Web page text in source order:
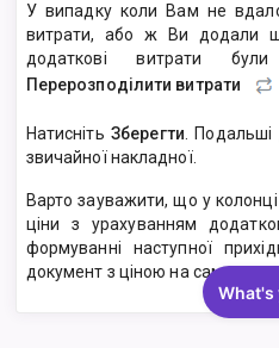
У випадку коли Вам не
витрати, або ж Ви додали
додаткові витрати
Перерозподілити витрати
НатиснітьЗберегти . Подальші
звичайної накладної.
Варто зауважити, що у колонці
ціни з урахуванням
формуванні наступної
документ з ціною на сам